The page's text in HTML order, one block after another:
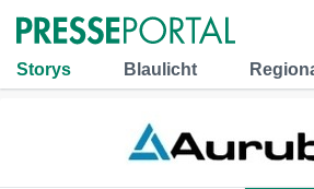
Storys Blaulicht